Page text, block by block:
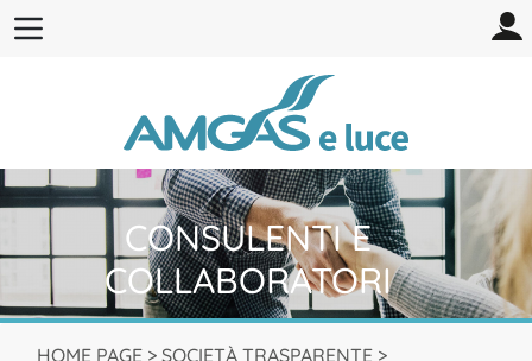
CONSULENTI E
COLLABORATORI
HOME PAGE > SOCIETÀ TRASPARENTE >